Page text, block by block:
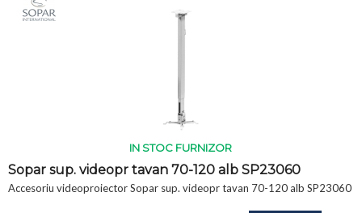
IN STOC FURNIZOR
Sopar sup. videopr tavan 70-120 alb SP23060
Accesoriu videoproiector Sopar sup. videopr tavan 70-120 alb SP23060